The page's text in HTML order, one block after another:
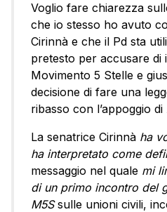
Voglio fare chiarezza
che io stesso ho avuto
Cirinnà e che il Pd sta
pretesto per accusare di
Movimento 5 Stelle e
decisione di fare una
ribasso con l’appoggio
La senatrice Cirinnà ha
ha interpretato come
messaggio nel quale mi
di un primo incontro del
M5Ssulle unioni civili,